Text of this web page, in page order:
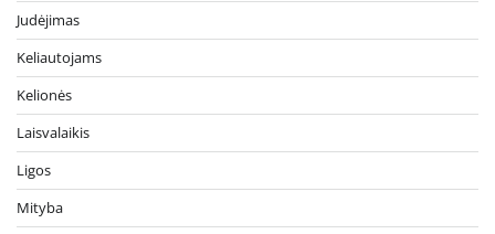
Judėjimas
Keliautojams
Kelionės
Laisvalaikis
Ligos
Mityba